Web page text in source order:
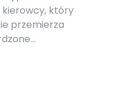
kierowcy, który
przemierza